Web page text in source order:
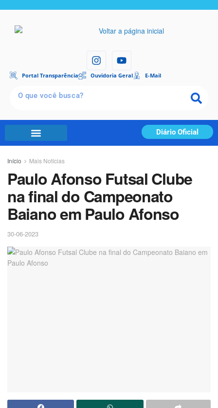
Portal Transparência Ouvidoria Geral E-Mail
Diário Oficial
Início Mais Notícias
Paulo Afonso Futsal Clube
na final do Campeonato
Baiano em Paulo Afonso
30-06-2023